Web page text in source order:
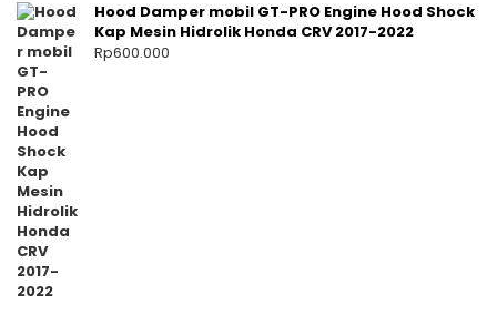
Hood Damper mobil GT-PRO Engine Hood Shock
Kap Mesin Hidrolik Honda CRV 2017-2022
Rp600.000